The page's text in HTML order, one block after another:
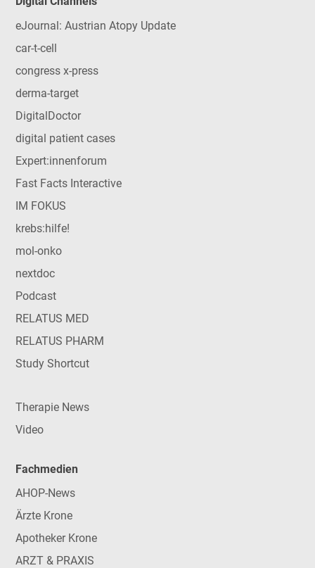
eJournal: Austrian Atopy Update
car-t-cell
congress x-press
derma-target
DigitalDoctor
digital patient cases
Expert:innenforum
Fast Facts Interactive
IM FOKUS
krebs:hilfe!
mol-onko
nextdoc
Podcast
RELATUS MED
RELATUS PHARM
Study Shortcut
Therapie News
Video
Fachmedien
AHOP-News
Ärzte Krone
Apotheker Krone
ARZT & PRAXIS